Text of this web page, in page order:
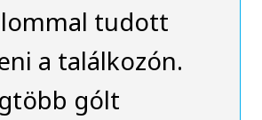
tudott
a találkozón.
gólt